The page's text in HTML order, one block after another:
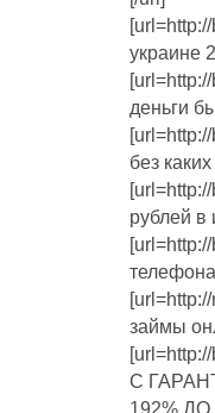
украине
деньги
без
рублей в
займы
С